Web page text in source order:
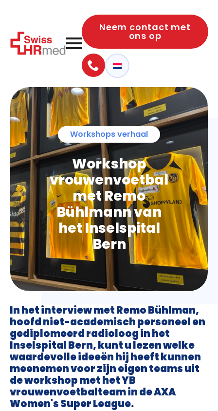
Neem contact met
ons op
Workshops verhaal
Workshop
vrouwenvoetbal
met Remo
Bühlmann van
het Inselspital
Bern
In het interview met Remo Bühlman,
hoofd niet-academisch personeel en
gediplomeerd radioloog in het
Inselspital Bern, kunt u lezen welke
waardevolle ideeën hij heeft kunnen
meenemen voor zijn eigen teams uit
de workshop met het YB
vrouwenvoetbalteam in de AXA
Women's Super League.